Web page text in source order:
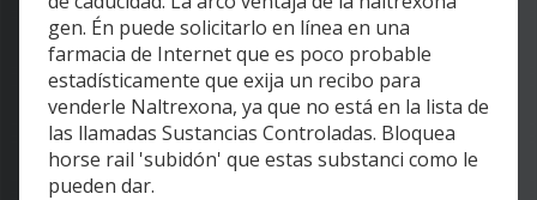
gen. Én puede solicitarlo en línea en una
farmacia de Internet que es poco probable
estadísticamente que exija un recibo para
venderle Naltrexona, ya que no está en la lista de
las llamadas Sustancias Controladas. Bloquea
horse rail 'subidón' que estas substanci como le
pueden dar.